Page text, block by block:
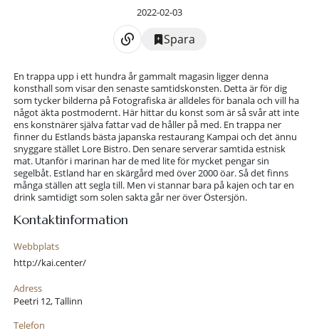
2022-02-03
Spara
En trappa upp i ett hundra år gammalt magasin ligger denna
konsthall som visar den senaste samtidskonsten. Detta är för dig
som tycker bilderna på Fotografiska är alldeles för banala och vill ha
något äkta postmodernt. Här hittar du konst som är så svår att inte
ens konstnärer själva fattar vad de håller på med. En trappa ner
finner du Estlands bästa japanska restaurang Kampai och det ännu
snyggare stället Lore Bistro. Den senare serverar samtida estnisk
mat. Utanför i marinan har de med lite för mycket pengar sin
segelbåt. Estland har en skärgård med över 2000 öar. Så det finns
många ställen att segla till. Men vi stannar bara på kajen och tar en
drink samtidigt som solen sakta går ner över Östersjön.
Kontaktinformation
Webbplats
http://kai.center/
Adress
Peetri 12, Tallinn
Telefon